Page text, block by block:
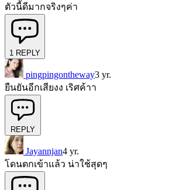
ตัวนี้ดีมากจริงๆค่า
1 REPLY
pingpingontheway3 yr.
ยืนยันอีกเสียงง เริศค้าา
REPLY
Jayannjan4 yr.
โดนตกเข้าแล้ว น่าใช้สุดๆ